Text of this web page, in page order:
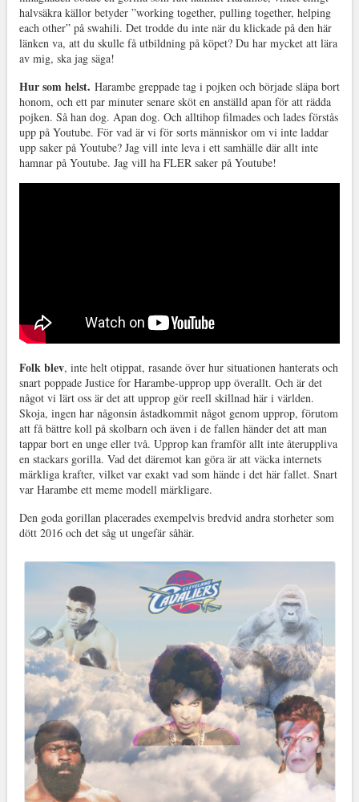
halvsäkra källor betyder ”working together, pulling together, helping
each other” på swahili. Det trodde du inte när du klickade på den här
länken va, att du skulle få utbildning på köpet? Du har mycket att lära
av mig, ska jag säga!
Hur som helst. Harambe greppade tag i pojken och började släpa bort
honom, och ett par minuter senare sköt en anställd apan för att rädda
pojken. Så han dog. Apan dog. Och alltihop filmades och lades förstås
upp på Youtube. För vad är vi för sorts människor om vi inte laddar
upp saker på Youtube? Jag vill inte leva i ett samhälle där allt inte
hamnar på Youtube. Jag vill ha FLER saker på Youtube!
Folk blev, inte helt otippat, rasande över hur situationen hanterats och
snart poppade Justice for Harambe-upprop upp överallt. Och är det
något vi lärt oss är det att upprop gör reell skillnad här i världen.
Skoja, ingen har någonsin åstadkommit något genom upprop, förutom
att få bättre koll på skolbarn och även i de fallen händer det att man
tappar bort en unge eller två. Upprop kan framför allt inte återuppliva
en stackars gorilla. Vad det däremot kan göra är att väcka internets
märkliga krafter, vilket var exakt vad som hände i det här fallet. Snart
var Harambe ett meme modell märkligare.
Den goda gorillan placerades exempelvis bredvid andra storheter som
dött 2016 och det såg ut ungefär såhär.